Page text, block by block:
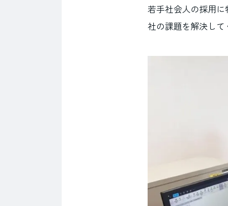
若手社会人の採用
社の課題を解決して